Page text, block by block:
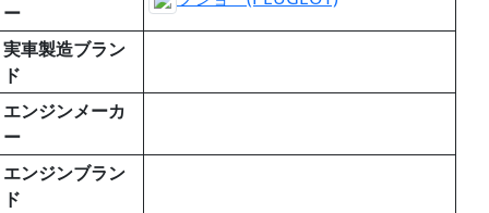
ー
実車製造ブラン
ド
エンジンメーカ
ー
エンジンブラン
ド